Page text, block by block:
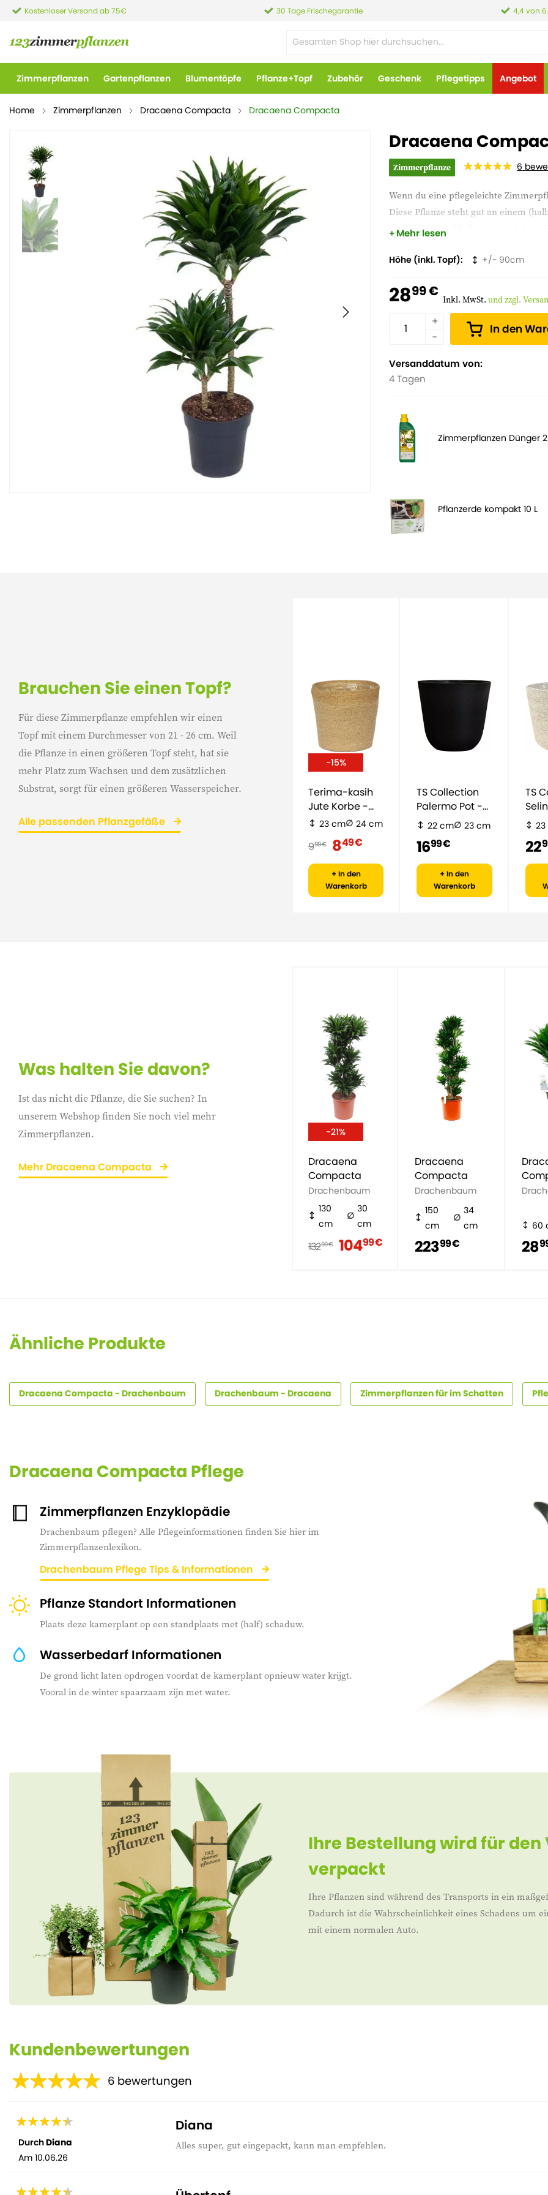
Kostenloser Versand ab 75€ 30 Tage Frischegarantie 4,4 von
Zimmerpflanzen Gartenpflanzen Blumentöpfe Pflanze+Topf Zubehör Geschenk Pflegetipps Angebot
Home Zimmerpflanzen Dracaena Compacta Dracaena Compacta
Dracaena
Zimmerpflanze 6
Wenn du eine pflegeleichte
Diese Pflanze steht gut an einem
wenig Wasser. Gib ihr einen
Mehr lesen
Höhe (inkl. Topf) 90
2899 € Inkl. MwSt.und zzgl.
In den
Versanddatum von:
4 Tagen
Zimmerpflanzen Dünger
Pflanzerde kompakt 10 L
Brauchen Sie einen Topf?
Für diese Zimmerpflanze empfehlen wir einen
Topf mit einem Durchmesser von 21 - 26 cm. Weil
die Pflanze in einen größeren Topf steht, hat sie
mehr Platz zum Wachsen und dem zusätzlichen
Substrat, sorgt für einen größeren Wasserspeicher.
Alle passenden Pflanzgefäße
-15%
Terima-kasih
Jute Korbe -
natürlich
23 cm 24 cm
999 € 849 €
+ In den
Warenkorb
TS Collection
Palermo Pot -
schwarz
22 cm 23 cm
1699 €
+ In den
Warenkorb
TS
22
Was halten Sie davon?
Ist das nicht die Pflanze, die Sie suchen? In
unserem Webshop finden Sie noch viel mehr
Zimmerpflanzen.
Mehr Dracaena Compacta
-21%
Dracaena
Compacta
Drachenbaum
130
cm
30
cm
13299 € 10499 €
Dracaena
Compacta
Drachenbaum
150
cm
34
cm
22399 €
60
28
Ähnliche Produkte
Dracaena Compacta - Drachenbaum Drachenbaum - Dracaena Zimmerpflanzen für im Schatten
Dracaena Compacta Pflege
Zimmerpflanzen Enzyklopädie
Drachenbaum pflegen? Alle Pflegeinformationen finden Sie hier im
Zimmerpflanzenlexikon.
Drachenbaum Pflege Tips & Informationen
Pflanze Standort Informationen
Plaats deze kamerplant op een standplaats met (half) schaduw.
Wasserbedarf Informationen
De grond licht laten opdrogen voordat de kamerplant opnieuw water krijgt.
Vooral in de winter spaarzaam zijn met water.
Ihre Bestellung wird für
verpackt
Ihre Pflanzen sind während des Transports in ein
Dadurch ist die Wahrscheinlichkeit eines Schadens um
mit einem normalen Auto.
Kundenbewertungen
6 bewertungen
DurchDiana
Am 10.06.26
Diana
Alles super, gut eingepackt, kann man empfehlen.